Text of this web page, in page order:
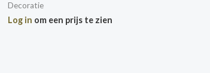
Decoratie
Log in om een prijs te zien